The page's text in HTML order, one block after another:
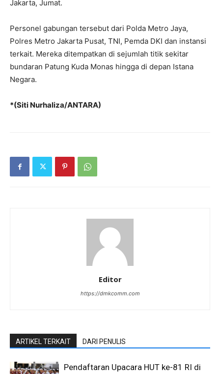
Jakarta, Jumat.
Personel gabungan tersebut dari Polda Metro Jaya,
Polres Metro Jakarta Pusat, TNI, Pemda DKI dan instansi
terkait. Mereka ditempatkan di sejumlah titik sekitar
bundaran Patung Kuda Monas hingga di depan Istana
Negara.
*(Siti Nurhaliza/ANTARA)
Editor
https://dmkcomm.com
ARTIKEL TERKAIT DARI PENULIS
Pendaftaran Upacara HUT ke-81 RI di